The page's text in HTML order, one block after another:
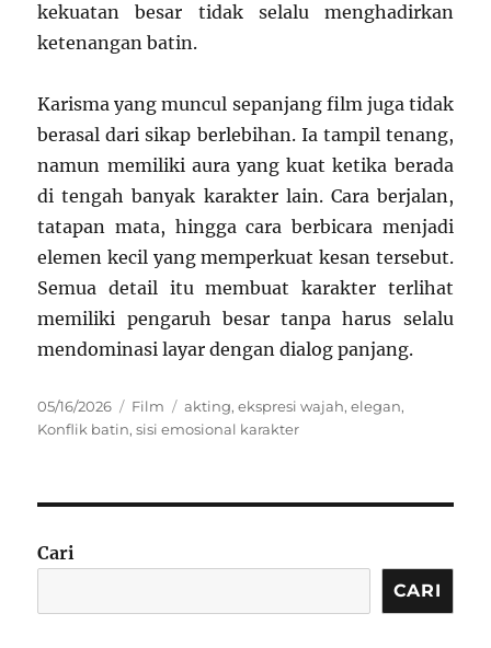
kekuatan besar tidak selalu menghadirkan
ketenangan batin.
Karisma yang muncul sepanjang film juga tidak
berasal dari sikap berlebihan. Ia tampil tenang,
namun memiliki aura yang kuat ketika berada
di tengah banyak karakter lain. Cara berjalan,
tatapan mata, hingga cara berbicara menjadi
elemen kecil yang memperkuat kesan tersebut.
Semua detail itu membuat karakter terlihat
memiliki pengaruh besar tanpa harus selalu
mendominasi layar dengan dialog panjang.
Posted
on
05/16/2026 Categories
Film Tags
akting,ekspresi wajah,elegan,
Konflik batin,sisi emosional karakter
Cari
CARI